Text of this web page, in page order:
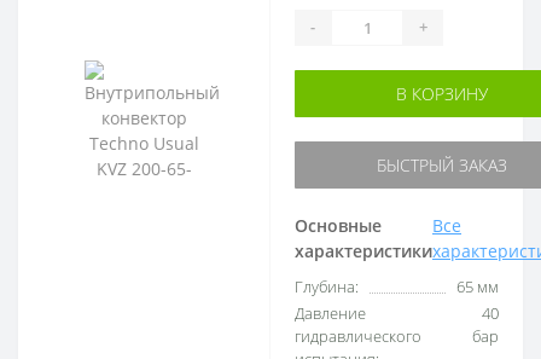
Основные
характеристики
Все
Глубина:
65 мм
Давление
гидравлического
40
бар
- +
В КОРЗИНУ
БЫСТРЫЙ ЗАКАЗ